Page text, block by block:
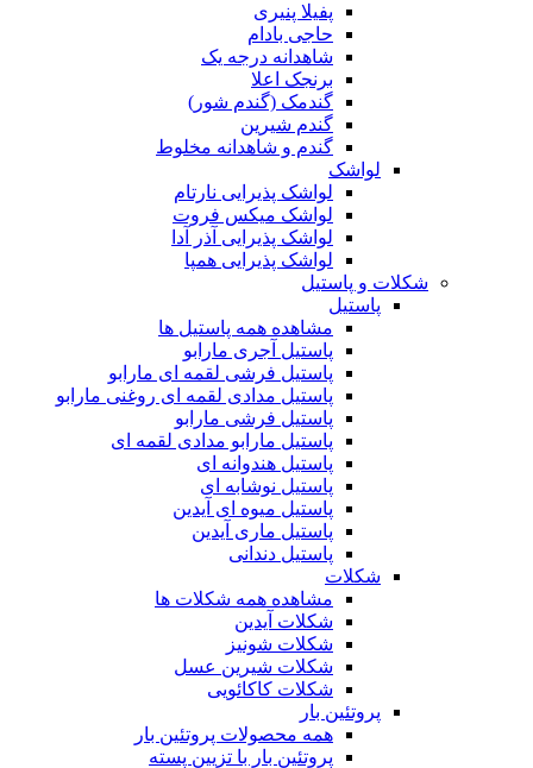
پفیلا پنیری
حاجی بادام
شاهدانه درجه یک
برنجک اعلا
گندمک (گندم شور)
گندم شیرین
گندم و شاهدانه مخلوط
لواشک
لواشک پذیرایی نارتام
لواشک میکس فروت
لواشک پذیرایی آذر آدا
لواشک پذیرایی همپا
شکلات و پاستیل
پاستیل
مشاهده همه پاستیل ها
پاستیل آجری مارابو
پاستیل فرشی لقمه ای مارابو
پاستیل مدادی لقمه ای روغنی مارابو
پاستیل فرشی مارابو
پاستیل مارابو مدادی لقمه ای
پاستیل هندوانه ای
پاستیل نوشابه ای
پاستیل میوه ای آیدین
پاستیل ماری آیدین
پاستیل دندانی
شکلات
مشاهده همه شکلات ها
شکلات آیدین
شکلات شونیز
شکلات شیرین عسل
شکلات کاکائویی
پروتئین بار
همه محصولات پروتئین بار
پروتئین بار با تزیین پسته